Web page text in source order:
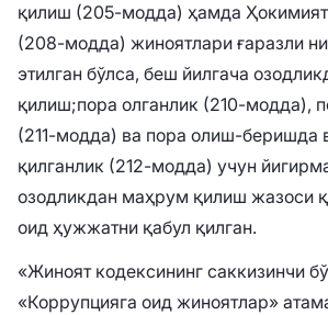
қилиш (205-модда) ҳамда Ҳокимият
(208-модда) жиноятлари ғаразли
этилган бўлса, беш йилгача
қилиш;пора олганлик (210-модда),
(211-модда) ва пора олиш-беришда
қилганлик (212-модда) учун
озодликдан маҳрум қилиш жазоси
оид ҳужжатни қабул қилган.
«Жиноят кодексининг саккизинчи
«Коррупцияга оид жиноятлар»